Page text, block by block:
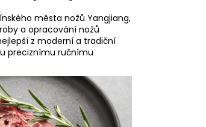
města nožů Yangjiang,
a opracování nožů
z moderní a tradiční
preciznímu ručnímu